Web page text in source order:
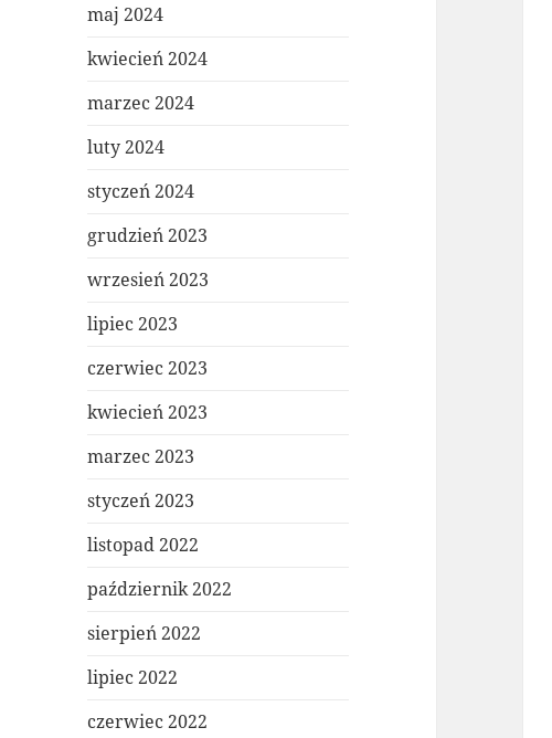
maj 2024
kwiecień 2024
marzec 2024
luty 2024
styczeń 2024
grudzień 2023
wrzesień 2023
lipiec 2023
czerwiec 2023
kwiecień 2023
marzec 2023
styczeń 2023
listopad 2022
październik 2022
sierpień 2022
lipiec 2022
czerwiec 2022